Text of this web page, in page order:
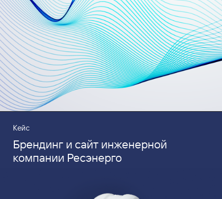
Кейс
Брендинг и сайт инженерной
компании Ресэнерго